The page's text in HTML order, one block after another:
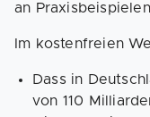
an
Im kostenfreien
Dass in
von 110